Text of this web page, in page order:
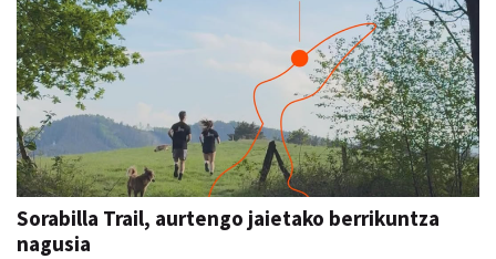
Sorabilla Trail, aurtengo jaietako berrikuntza
nagusia